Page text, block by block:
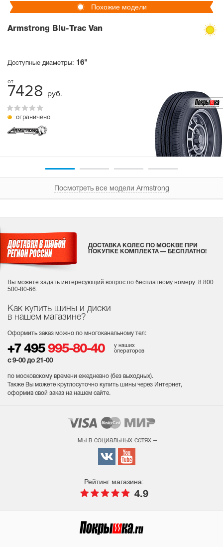
Похожие модели
Armstrong Blu-Trac Van
Доступные диаметры: 16"
7428 руб.
ограничено
Посмотреть все модели Armstrong
Как купить шины и диски
в нашем магазине?
Оформить заказ можно по многоканальному тел:
+7 495 995-80-40
у наших
операторов
с 9-00 до 21-00
по московскому времени ежедневно (без выходных).
Также Вы можете круглосуточно купить шины через Интернет,
оформив свой заказ на нашем сайте.
ДОСТАВКА КОЛЕС ПО МОСКВЕ ПРИ
ПОКУПКЕ КОМПЛЕКТА — БЕСПЛАТНО!
Вы можете задать интересующий вопрос по бесплатному номеру: 8 800
500-80-66.
мы в социальных сетях –
Рейтинг магазина:
4.9